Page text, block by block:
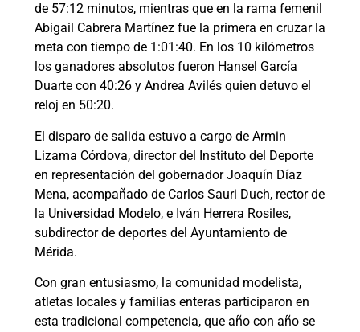
de 57:12 minutos, mientras que en la rama femenil
Abigail Cabrera Martínez fue la primera en cruzar la
meta con tiempo de 1:01:40. En los 10 kilómetros
los ganadores absolutos fueron Hansel García
Duarte con 40:26 y Andrea Avilés quien detuvo el
reloj en 50:20.
El disparo de salida estuvo a cargo de Armin
Lizama Córdova, director del Instituto del Deporte
en representación del gobernador Joaquín Díaz
Mena, acompañado de Carlos Sauri Duch, rector de
la Universidad Modelo, e Iván Herrera Rosiles,
subdirector de deportes del Ayuntamiento de
Mérida.
Con gran entusiasmo, la comunidad modelista,
atletas locales y familias enteras participaron en
esta tradicional competencia, que año con año se